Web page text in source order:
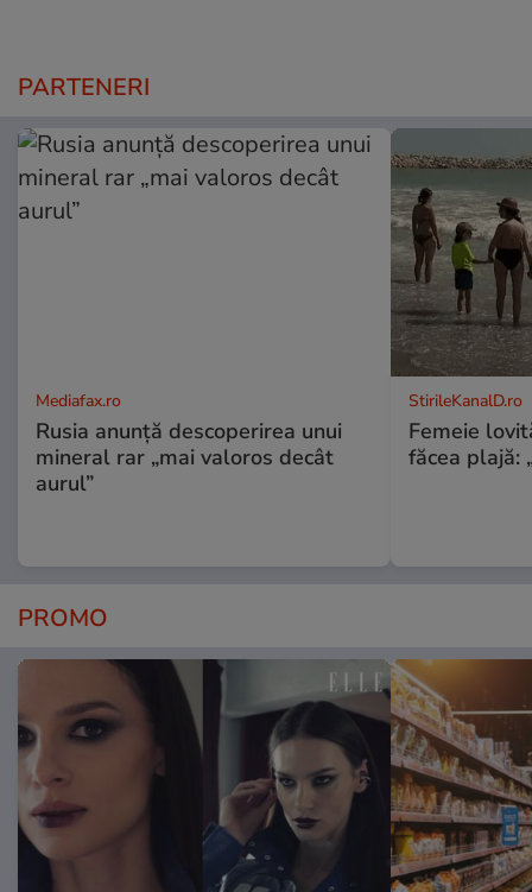
PARTENERI
Mediafax.ro
Rusia anunță descoperirea unui
mineral rar „mai valoros decât
aurul”
StirileKanalD.ro
Femeie
făcea plajă:
PROMO